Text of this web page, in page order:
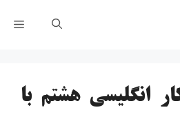
انگلیسی هشتم با